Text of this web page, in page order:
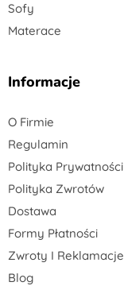
Sofy
Materace
Informacje
O Firmie
Regulamin
Polityka Prywatności
Polityka Zwrotów
Dostawa
Formy Płatności
Zwroty I Reklamacje
Blog